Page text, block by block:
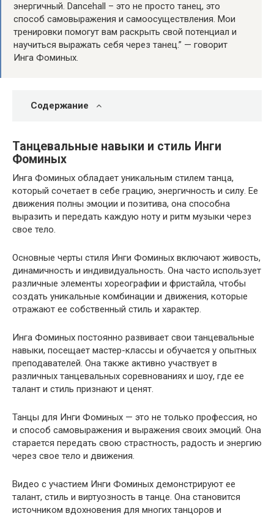
энергичный. Dancehall – это не просто танец, это
способ самовыражения и самоосуществления. Мои
тренировки помогут вам раскрыть свой потенциал и
научиться выражать себя через танец.” — говорит
Инга Фоминых.
Содержание
Танцевальные навыки и стиль Инги
Фоминых
Инга Фоминых обладает уникальным стилем танца,
который сочетает в себе грацию, энергичность и силу. Ее
движения полны эмоции и позитива, она способна
выразить и передать каждую ноту и ритм музыки через
свое тело.
Основные черты стиля Инги Фоминых включают живость,
динамичность и индивидуальность. Она часто использует
различные элементы хореографии и фристайла, чтобы
создать уникальные комбинации и движения, которые
отражают ее собственный стиль и характер.
Инга Фоминых постоянно развивает свои танцевальные
навыки, посещает мастер-классы и обучается у опытных
преподавателей. Она также активно участвует в
различных танцевальных соревнованиях и шоу, где ее
талант и стиль признают и ценят.
Танцы для Инги Фоминых — это не только профессия, но
и способ самовыражения и выражения своих эмоций. Она
старается передать свою страстность, радость и энергию
через свое тело и движения.
Видео с участием Инги Фоминых демонстрируют ее
талант, стиль и виртуозность в танце. Она становится
источником вдохновения для многих танцоров и